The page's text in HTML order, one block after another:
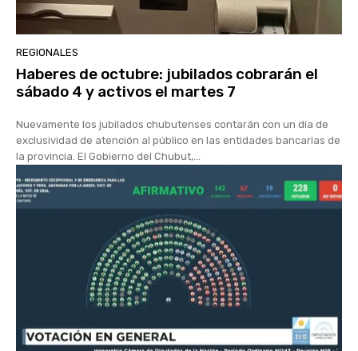
REGIONALES
Haberes de octubre: jubilados cobrarán el
sábado 4 y activos el martes 7
Nuevamente los jubilados chubutenses contarán con un día de
exclusividad de atención al público en las entidades bancarias de
la provincia. El Gobierno del Chubut,...